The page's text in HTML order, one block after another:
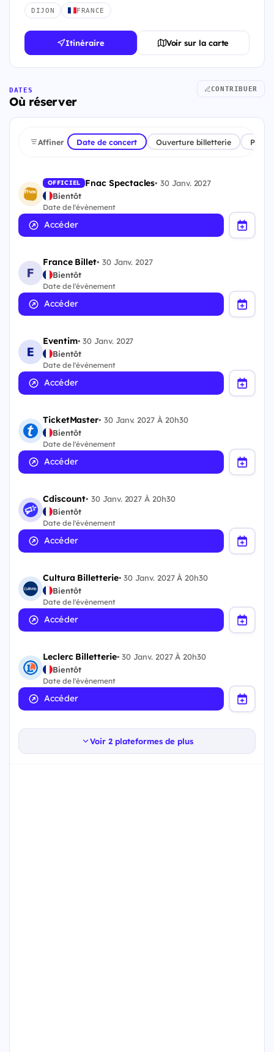
DIJON FRANCE
Itinéraire Voir sur la carte
DATES
Où réserver
CONTRIBUER
Affiner Date de concert Ouverture billetterie
OFFICIEL Fnac Spectacles•30 Janv. 2027
Bientôt
Date de l'évènement
Accéder
France Billet• 30 Janv. 2027
Bientôt
Date de l'évènement
Accéder
Eventim•30 Janv. 2027
Bientôt
Date de l'évènement
Accéder
TicketMaster• 30 Janv. 2027 À 20h30
Bientôt
Date de l'évènement
Accéder
Cdiscount•30 Janv. 2027 À 20h30
Bientôt
Date de l'évènement
Accéder
Cultura Billetterie•30 Janv. 2027 À 20h30
Bientôt
Date de l'évènement
Accéder
Leclerc Billetterie•30 Janv. 2027 À 20h30
Bientôt
Date de l'évènement
Accéder
Voir 2 plateformes de plus